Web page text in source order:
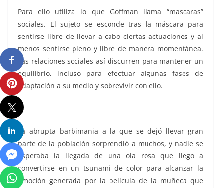
Para ello utiliza lo que Goffman llama “mascaras”
sociales. El sujeto se esconde tras la máscara para
sentirse libre de llevar a cabo ciertas actuaciones y al
menos sentirse pleno y libre de manera momentánea.
Las relaciones sociales así discurren para mantener un
equilibrio, incluso para efectuar algunas fases de
adaptación a su medio y sobrevivir con ello.
La abrupta barbimania a la que se dejó llevar gran
parte de la población sorprendió a muchos, y nadie se
esperaba la llegada de una ola rosa que llego a
convertirse en un tsunami de color para alcanzar la
emoción generada por la película de la muñeca que